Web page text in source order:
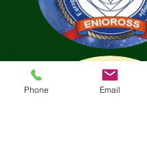
Phone Email